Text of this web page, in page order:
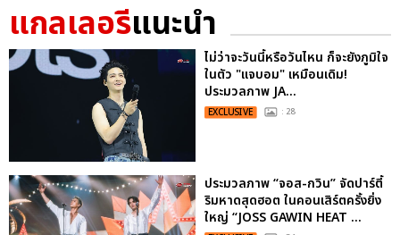
แกลเลอรีแนะนำ
ไม่ว่าจะวันนี้หรือวันไหน ก็จะยังภูมิใจ
ในตัว "แจบอม" เหมือนเดิม!
ประมวลภาพ JA...
EXCLUSIVE : 28
ประมวลภาพ “จอส-กวิน” จัดปาร์ตี้
ริมหาดสุดฮอต ในคอนเสิร์ตครั้งยิ่ง
ใหญ่ “JOSS GAWIN HEAT ...